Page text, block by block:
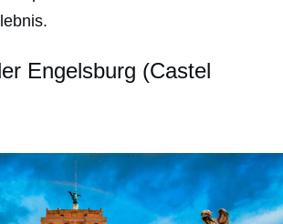
Engelsburg (Castel